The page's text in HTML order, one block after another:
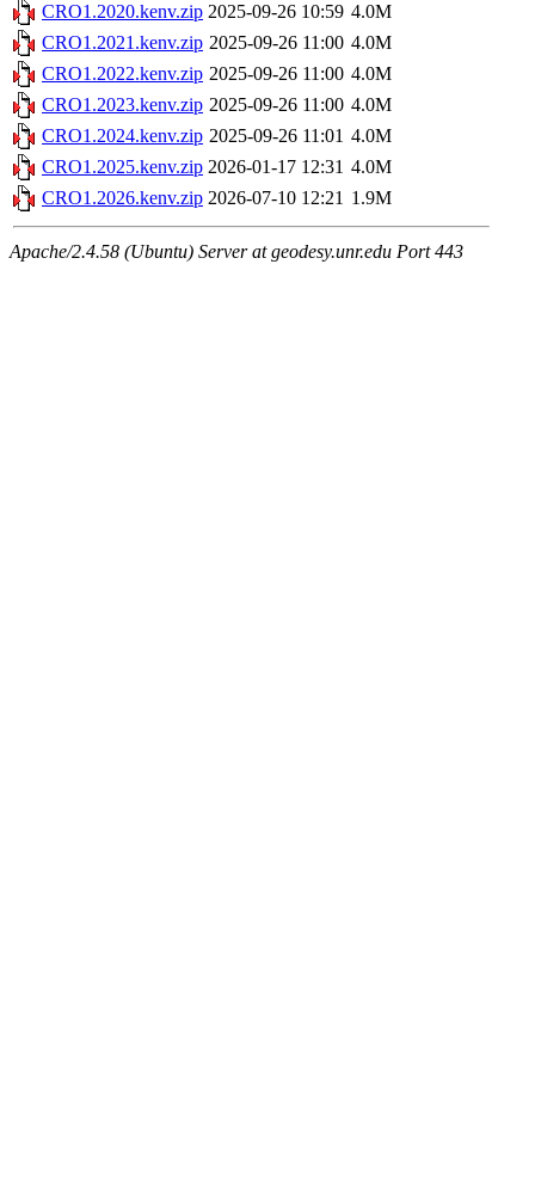
CRO1.2020.kenv.zip 2025-09-26 10:59 4.0M
CRO1.2021.kenv.zip 2025-09-26 11:00 4.0M
CRO1.2022.kenv.zip 2025-09-26 11:00 4.0M
CRO1.2023.kenv.zip 2025-09-26 11:00 4.0M
CRO1.2024.kenv.zip 2025-09-26 11:01 4.0M
CRO1.2025.kenv.zip 2026-01-17 12:31 4.0M
CRO1.2026.kenv.zip 2026-07-10 12:21 1.9M
Apache/2.4.58 (Ubuntu) Server at geodesy.unr.edu Port 443